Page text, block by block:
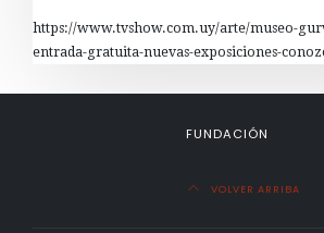
https://www.tvshow.com.uy/arte/museo-
entrada-gratuita-nuevas-exposiciones-
FUNDACIÓN
VOLVER ARRIBA